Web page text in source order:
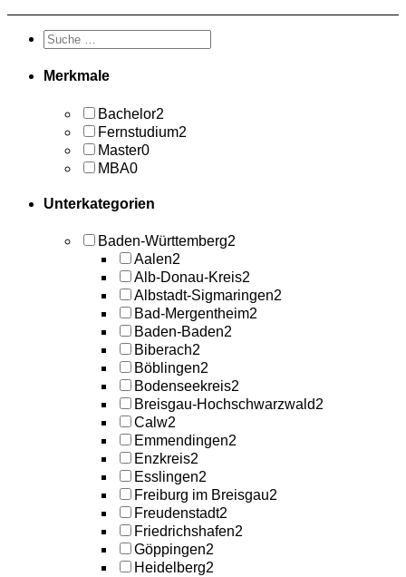
Merkmale
Bachelor2
Fernstudium2
Master0
MBA0
Unterkategorien
Baden-Württemberg2
Aalen2
Alb-Donau-Kreis2
Albstadt-Sigmaringen2
Bad-Mergentheim2
Baden-Baden2
Biberach2
Böblingen2
Bodenseekreis2
Breisgau-Hochschwarzwald2
Calw2
Emmendingen2
Enzkreis2
Esslingen2
Freiburg im Breisgau2
Freudenstadt2
Friedrichshafen2
Göppingen2
Heidelberg2